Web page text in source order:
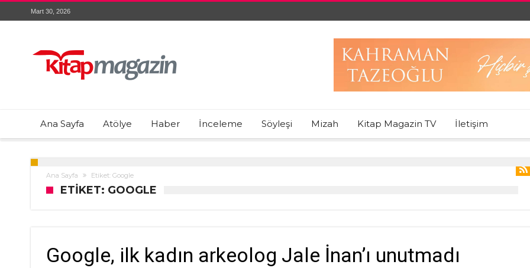
Mart 30, 2026
Ana Sayfa Atölye Haber İnceleme Söyleşi Mizah Kitap Magazin TV İletişim
Ana Sayfa Etiket: Google
ETIKET: GOOGLE
Google, ilk kadın arkeolog Jale İnan’ı unutmadı